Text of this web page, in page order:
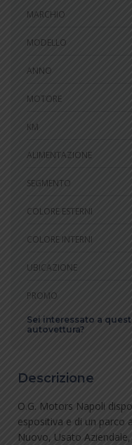
MARCHIO
MODELLO
ANNO
MOTORE
KM
ALIMENTAZIONE
SEGMENTO
COLORE ESTERNI
COLORE INTERNI
UBICAZIONE
PROMO
Sei interessato a
autovettura?
Descrizione
O.G. Motors Napoli
espositiva e di un parco
Nuovo, Usato